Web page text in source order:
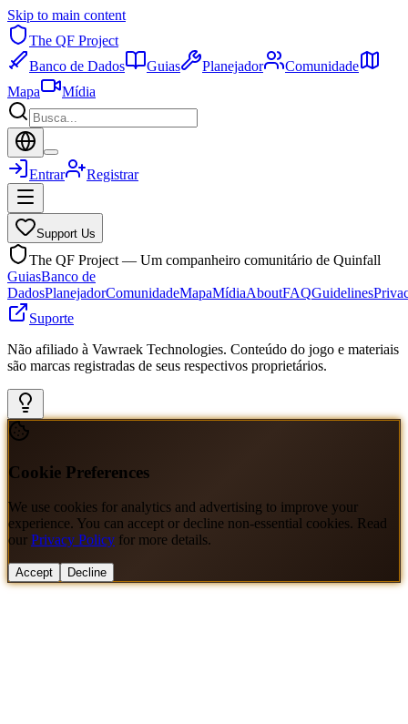
Skip to main content
The QF Project
Banco de Dados
Guias Planejador
Comunidade
Mapa
Mídia
Entrar Registrar
Support Us
The QF Project — Um companheiro comunitário de Quinfall
GuiasBanco de
DadosPlanejadorComunidadeMapaMídiaAboutFAQGuidelines
Suporte
Não afiliado à Vawraek Technologies. Conteúdo do jogo e materiais
são marcas registradas de seus respectivos proprietários.
Cookie Preferences
We use cookies for analytics and advertising to improve your
experience. You can accept or decline non-essential cookies. Read
our Privacy Policy for more details.
Accept Decline